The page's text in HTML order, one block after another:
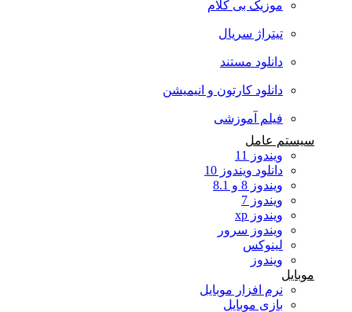
موزیک بی کلام
تیتراژ سریال
دانلود مستند
دانلود کارتون و انیمیشن
فیلم آموزشی
سیستم عامل
ویندوز 11
دانلود ویندوز 10
ویندوز 8 و 8.1
ویندوز 7
ویندوز xp
ویندوز سرور
لینوکس
ویندوز
موبایل
نرم افزار موبایل
بازی موبایل